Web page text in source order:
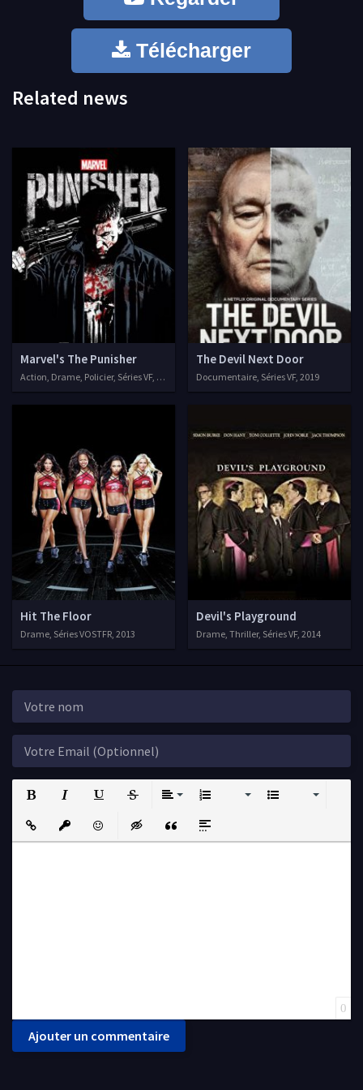
Télécharger
Related news
Marvel's The Punisher
Action, Drame, Policier, Séries VF, 2017
The Devil Next Door
Documentaire, Séries VF, 2019
Hit The Floor
Drame, Séries VOSTFR, 2013
Devil's Playground
Drame, Thriller, Séries VF, 2014
Strikethrough
Insert LinkInsert protected link
EmoticonsInsert hidden text
Insert QuoteInsert spoiler
0
Ajouter un commentaire